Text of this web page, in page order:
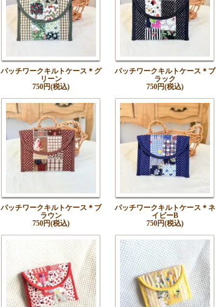
パッチワークキルトケース＊グ
リーン
750円(税込)
パッチワークキルトケース＊ブ
ラック
750円(税込)
パッチワークキルトケース＊ブ
ラウン
750円(税込)
パッチワークキルトケース＊ネ
イビーB
750円(税込)